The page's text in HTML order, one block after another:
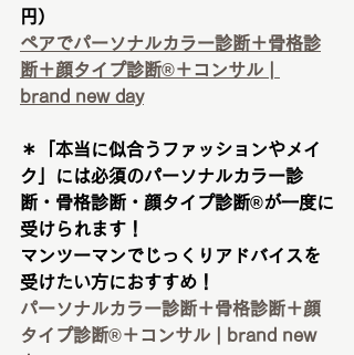
円）
ペアでパーソナルカラー診断＋骨格診
断＋顔タイプ診断®︎＋コンサル |
brand new day
＊「本当に似合うファッションやメイ
ク」には必須のパーソナルカラー診
断・骨格診断・顔タイプ診断®︎が一度に
受けられます！
マンツーマンでじっくりアドバイスを
受けたい方におすすめ！
パーソナルカラー診断＋骨格診断＋顔
タイプ診断®︎＋コンサル | brand new